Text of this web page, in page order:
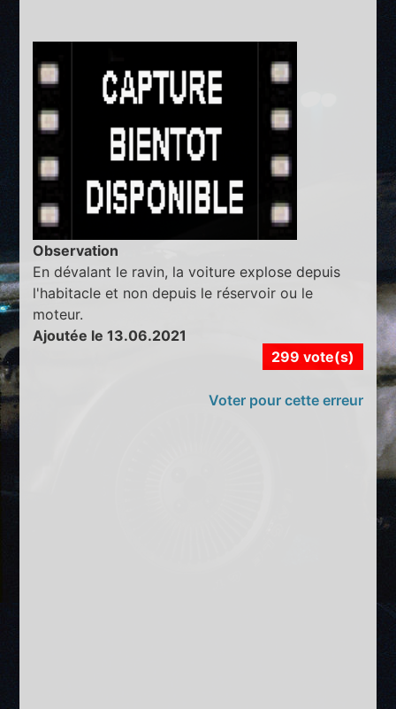
Observation
En dévalant le ravin, la voiture explose depuis
l'habitacle et non depuis le réservoir ou le
moteur.
Ajoutée le 13.06.2021
299 vote(s)
Voter pour cette erreur